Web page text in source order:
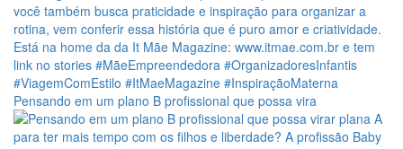
Pensando em um plano B profissional que possa vira